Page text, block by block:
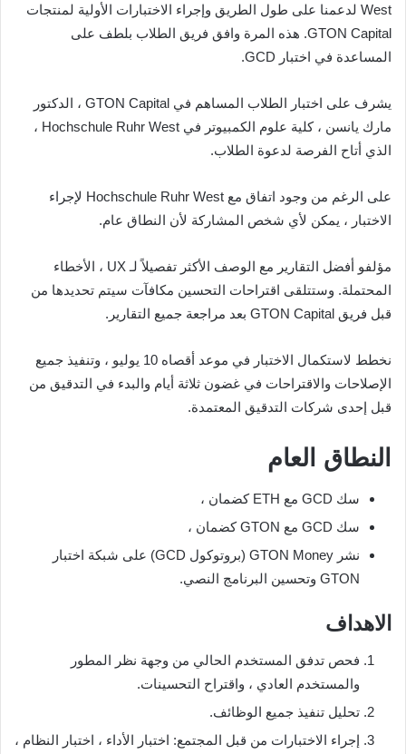
West لدعمنا على طول الطريق وإجراء الاختبارات الأولية لمنتجات
GTON Capital. هذه المرة وافق فريق الطلاب بلطف على
المساعدة في اختبار GCD.
يشرف على اختبار الطلاب المساهم في GTON Capital ، الدكتور
مارك يانسن ، كلية علوم الكمبيوتر في Hochschule Ruhr West ،
الذي أتاح الفرصة لدعوة الطلاب.
على الرغم من وجود اتفاق مع Hochschule Ruhr West لإجراء
الاختبار ، يمكن لأي شخص المشاركة لأن النطاق عام.
مؤلفو أفضل التقارير مع الوصف الأكثر تفصيلاً لـ UX ، الأخطاء
المحتملة. وستتلقى اقتراحات التحسين مكافآت سيتم تحديدها من
قبل فريق GTON Capital بعد مراجعة جميع التقارير.
نخطط لاستكمال الاختبار في موعد أقصاه 10 يوليو ، وتنفيذ جميع
الإصلاحات والاقتراحات في غضون ثلاثة أيام والبدء في التدقيق من
قبل إحدى شركات التدقيق المعتمدة.
النطاق العام
سك GCD مع ETH كضمان ،
سك GCD مع GTON كضمان ،
نشر GTON Money (بروتوكول GCD) على شبكة اختبار
GTON وتحسين البرنامج النصي.
الاهداف
فحص تدفق المستخدم الحالي من وجهة نظر المطور
والمستخدم العادي ، واقتراح التحسينات.
تحليل تنفيذ جميع الوظائف.
إجراء الاختبارات من قبل المجتمع: اختبار الأداء ، اختبار النظام ،